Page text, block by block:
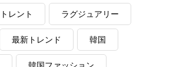
レント ラグジュアリー
最新トレンド 韓国